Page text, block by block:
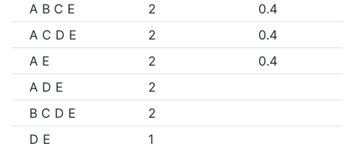
A B C E
2
0.4
A C D E
2
0.4
A E
2
0.4
A D E
2
B C D E
2
D E
1